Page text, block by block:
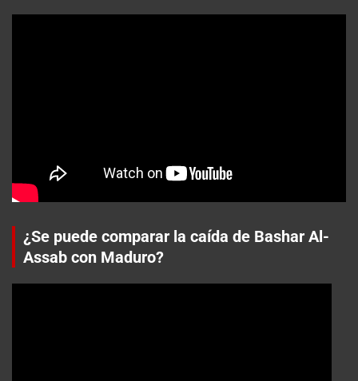
¿Se puede comparar la caída de Bashar Al-
Assab con Maduro?